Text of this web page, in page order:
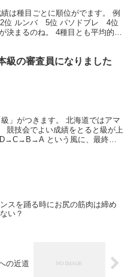
は種目ごとに順位がでます。 例
位 ルンバ 5位 パソドブレ 4位
決まるのね。 4種目とも平均的に
級の審査員になりました
」がつきます。 北海道ではアマ
競技会でよい成績をとると級が上
という風に、最終的
スを踊る時にお尻の筋肉は締め
い？
の近道